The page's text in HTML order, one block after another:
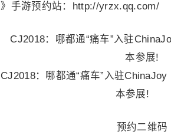
游预约站：http://yrzx.qq.com/
预约二维码